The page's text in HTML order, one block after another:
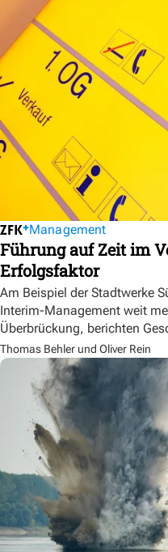
Management
Führung auf Zeit im
Erfolgsfaktor
Am Beispiel der Stadtwerke
Interim-Management weit
Überbrückung, berichten
Thomas Behler und Oliver Rein